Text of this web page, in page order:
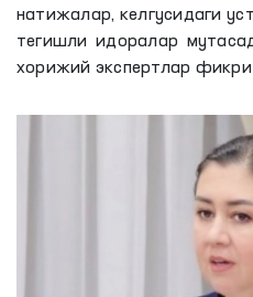
натижалар, келгусидаги
тегишли идоралар
хорижий экспертлар